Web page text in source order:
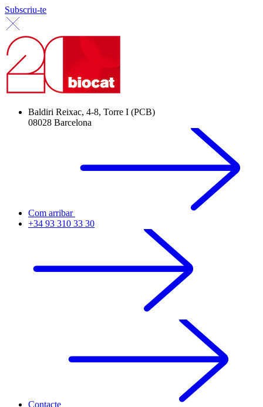
Subscriu-te
Baldiri Reixac, 4-8, Torre I (PCB)
08028 Barcelona
Com arribar
+34 93 310 33 30
Contacte